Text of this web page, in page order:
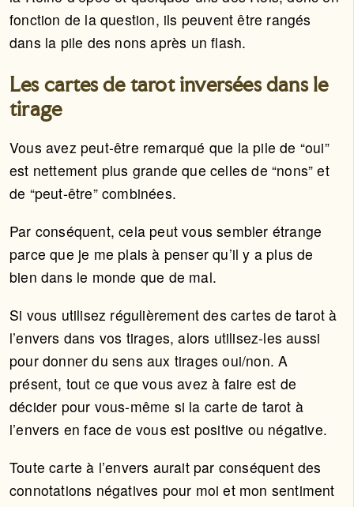
fonction de la question, ils peuvent être rangés
dans la pile des nons après un flash.
Les cartes de tarot inversées dans le
tirage
Vous avez peut-être remarqué que la pile de “oui”
est nettement plus grande que celles de “nons” et
de “peut-être” combinées.
Par conséquent, cela peut vous sembler étrange
parce que je me plais à penser qu’il y a plus de
bien dans le monde que de mal.
Si vous utilisez régulièrement des cartes de tarot à
l’envers dans vos tirages, alors utilisez-les aussi
pour donner du sens aux tirages oui/non. A
présent, tout ce que vous avez à faire est de
décider pour vous-même si la carte de tarot à
l’envers en face de vous est positive ou négative.
Toute carte à l’envers aurait par conséquent des
connotations négatives pour moi et mon sentiment